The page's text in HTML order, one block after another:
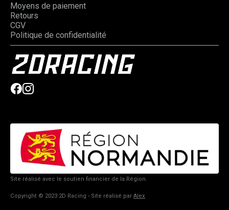
Moyens de paiement
Retours
CGV
Politique de confidentialité
Site réalisé avec le soutien financier de la Région.
Copyright © 2023 2D Racing - Site réalisé par Alex